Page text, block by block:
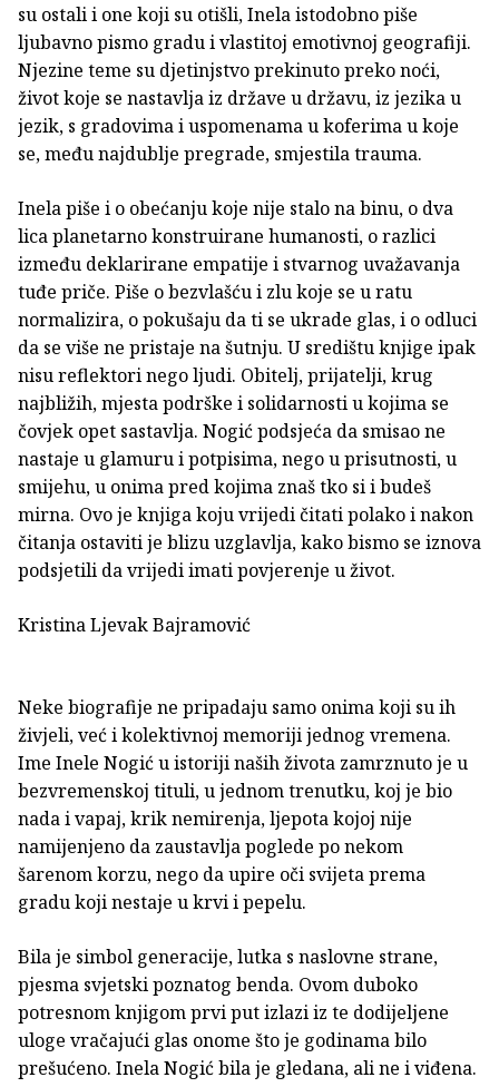
su ostali i one koji su otišli, Inela istodobno piše
ljubavno pismo gradu i vlastitoj emotivnoj geografiji.
Njezine teme su djetinjstvo prekinuto preko noći,
život koje se nastavlja iz države u državu, iz jezika u
jezik, s gradovima i uspomenama u koferima u koje
se, među najdublje pregrade, smjestila trauma.
Inela piše i o obećanju koje nije stalo na binu, o dva
lica planetarno konstruirane humanosti, o razlici
između deklarirane empatije i stvarnog uvažavanja
tuđe priče. Piše o bezvlašću i zlu koje se u ratu
normalizira, o pokušaju da ti se ukrade glas, i o odluci
da se više ne pristaje na šutnju. U središtu knjige ipak
nisu reflektori nego ljudi. Obitelj, prijatelji, krug
najbližih, mjesta podrške i solidarnosti u kojima se
čovjek opet sastavlja. Nogić podsjeća da smisao ne
nastaje u glamuru i potpisima, nego u prisutnosti, u
smijehu, u onima pred kojima znaš tko si i budeš
mirna. Ovo je knjiga koju vrijedi čitati polako i nakon
čitanja ostaviti je blizu uzglavlja, kako bismo se iznova
podsjetili da vrijedi imati povjerenje u život.
Kristina Ljevak Bajramović
Neke biografije ne pripadaju samo onima koji su ih
živjeli, već i kolektivnoj memoriji jednog vremena.
Ime Inele Nogić u istoriji naših života zamrznuto je u
bezvremenskoj tituli, u jednom trenutku, koj je bio
nada i vapaj, krik nemirenja, ljepota kojoj nije
namijenjeno da zaustavlja poglede po nekom
šarenom korzu, nego da upire oči svijeta prema
gradu koji nestaje u krvi i pepelu.
Bila je simbol generacije, lutka s naslovne strane,
pjesma svjetski poznatog benda. Ovom duboko
potresnom knjigom prvi put izlazi iz te dodijeljene
uloge vračajući glas onome što je godinama bilo
prešućeno. Inela Nogić bila je gledana, ali ne i viđena.